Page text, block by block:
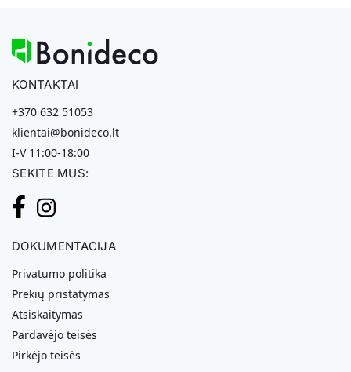
KONTAKTAI
+370 632 51053
klientai@bonideco.lt
I-V 11:00-18:00
SEKITE MUS:
DOKUMENTACIJA
Privatumo politika
Prekių pristatymas
Atsiskaitymas
Pardavėjo teisės
Pirkėjo teisės